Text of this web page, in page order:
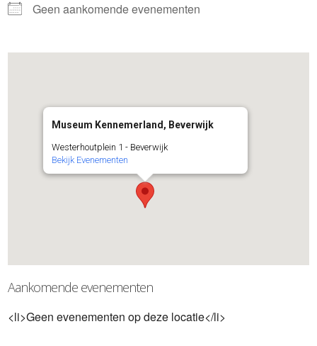
Geen aankomende evenementen
Museum Kennemerland, Beverwijk
Westerhoutplein 1 - Beverwijk
Bekijk Evenementen
Aankomende evenementen
<li>Geen evenementen op deze locatie</li>